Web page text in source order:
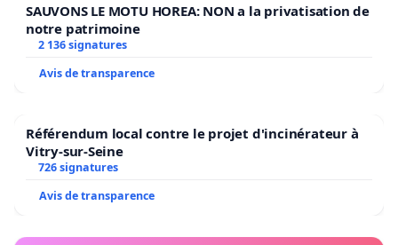
SAUVONS LE MOTU HOREA: NON a la privatisation de
notre patrimoine
2 136 signatures
Avis de transparence
Référendum local contre le projet d'incinérateur à
Vitry-sur-Seine
726 signatures
Avis de transparence